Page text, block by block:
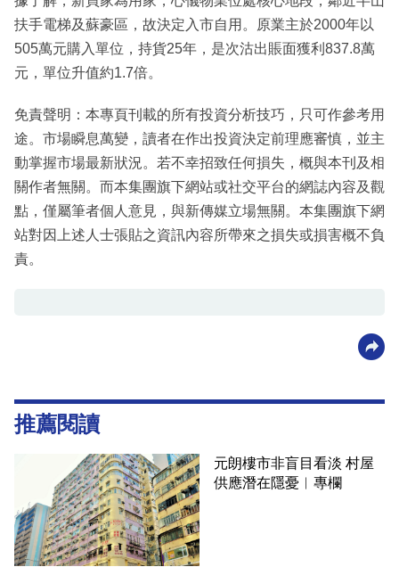
扶手電梯及蘇豪區，故決定入市自用。原業主於2000年以
505萬元購入單位，持貨25年，是次沽出賬面獲利837.8萬
元，單位升值約1.7倍。
免責聲明：本專頁刊載的所有投資分析技巧，只可作參考用
途。市場瞬息萬變，讀者在作出投資決定前理應審慎，並主
動掌握市場最新狀況。若不幸招致任何損失，概與本刊及相
關作者無關。而本集團旗下網站或社交平台的網誌內容及觀
點，僅屬筆者個人意見，與新傳媒立場無關。本集團旗下網
站對因上述人士張貼之資訊內容所帶來之損失或損害概不負
責。
推薦閱讀
元朗樓市非盲目看淡 村屋
供應潛在隱憂︳專欄